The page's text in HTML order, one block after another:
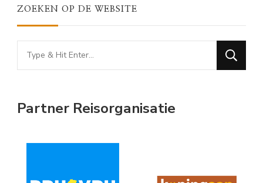
ZOEKEN OP DE WEBSITE
Looking
for
Partner Reisorganisatie